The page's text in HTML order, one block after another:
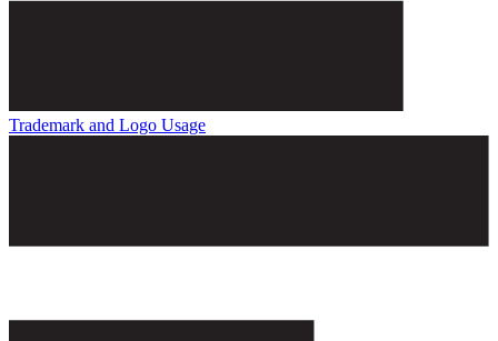
Trademark and Logo Usage